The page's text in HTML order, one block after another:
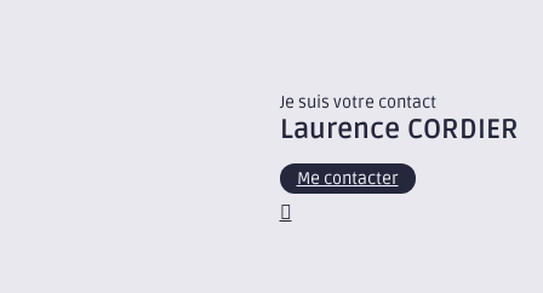
Je suis votre contact
Laurence CORDIER
Me contacter